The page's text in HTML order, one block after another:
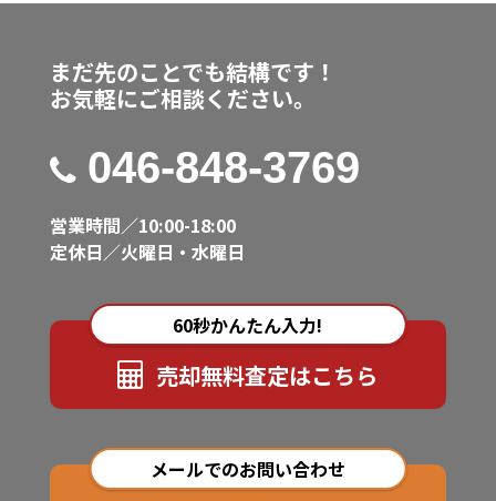
まだ先のことでも結構です！
お気軽にご相談ください。
046-848-3769
営業時間／10:00-18:00
定休日／火曜日・水曜日
60秒かんたん入力!
売却無料査定はこちら
メールでのお問い合わせ